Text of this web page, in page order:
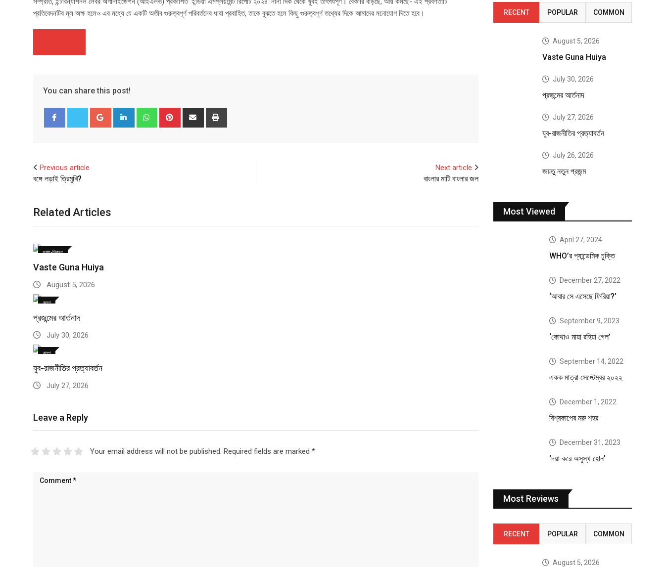
প্রতিবেদনটির মূল অক্ষ হলেও এর মধ্যে যে একটি অতীব গুরুত্বপূর্ণ পরিবর্তনের ধারা প্রবাহিত, তাকে বুঝতে হলে কিছু গুরুত্বপূর্ণ তথ্যের দিকে আমাদের মনোযোগ দিতে হবে।
You can share this post!
Google+ LinkedIn WhatsappPinterest Share
Previous article
বঙ্গে লড়াই ত্রিমুখি?
Next article
বাংলার মাটি বাংলার জল
Related Articles
দৃশ্য-নিবন্ধ
Vaste Guna Huiya
August 5, 2026
ব্লগ
প্রজন্মের আর্তনাদ
July 30, 2026
ব্লগ
যুব-রাজনীতির প্রত্যাবর্তন
July 27, 2026
Leave a Reply
Your email address will not be published. Required fields are marked *
RECENT POPULAR COMMON
August 5, 2026
Vaste Guna Huiya
July 30, 2026
প্রজন্মের আর্তনাদ
July 27, 2026
যুব-রাজনীতির প্রত্যাবর্তন
July 26, 2026
জয়তু নতুন প্রজন্ম
Most Viewed
April 27, 2024
WHO’র প্যান্ডেমিক চুক্তি
December 27, 2022
‘আবার সে এসেছে ফিরিয়া?’
September 9, 2023
‘কোথাও মায়া রহিয়া গেল’
September 14, 2022
একক মাত্রা সেপ্টেম্বর ২০২২
December 1, 2022
বিশ্বকাপের মরু শহর
December 31, 2023
‘দয়া করে অসুস্থ হোন’
Most Reviews
RECENT POPULAR COMMON
August 5, 2026